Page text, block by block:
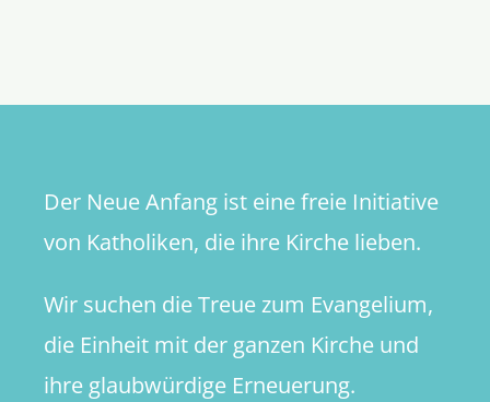
Der Neue Anfang ist eine freie Initiative
von Katholiken, die ihre Kirche lieben.
Wir suchen die Treue zum Evangelium,
die Einheit mit der ganzen Kirche und
ihre glaubwürdige Erneuerung.